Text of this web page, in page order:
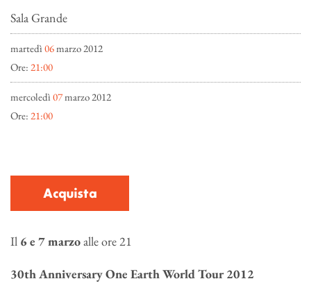
Sala Grande
martedì 06marzo 2012
Ore: 21:00
mercoledì 07marzo 2012
Ore: 21:00
Acquista
Il 6 e 7 marzoalle ore 21
30thAnniversaryOne Earth World Tour 2012